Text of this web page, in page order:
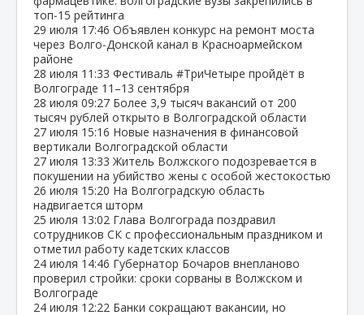
топ‑15 рейтинга
29 июля 17:46 Объявлен конкурс на ремонт моста
через Волго‑Донской канал в Красноармейском
районе
28 июля 11:33 Фестиваль #ТриЧетыре пройдёт в
Волгограде 11–13 сентября
28 июля 09:27 Более 3,9 тысяч вакансий от 200
тысяч рублей открыто в Волгоградской области
27 июля 15:16 Новые назначения в финансовой
вертикали Волгоградской области
27 июля 13:33 Житель Волжского подозревается в
покушении на убийство жены с особой жестокостью
26 июля 15:20 На Волгоградскую область
надвигается шторм
25 июля 13:02 Глава Волгограда поздравил
сотрудников СК с профессиональным праздником и
отметил работу кадетских классов
24 июля 14:46 Губернатор Бочаров внепланово
проверил стройки: сроки сорваны в Волжском и
Волгограде
24 июля 12:22 Банки сокращают вакансии, но